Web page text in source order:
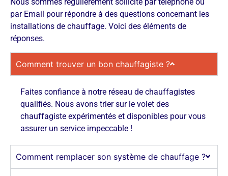
par Email pour répondre à des questions concernant les
installations de chauffage. Voici des éléments de
réponses.
Comment trouver un bon chauffagiste ?
Faites confiance à notre réseau de chauffagistes
qualifiés. Nous avons trier sur le volet des
chauffagiste expérimentés et disponibles pour vous
assurer un service impeccable !
Comment remplacer son système de chauffage ?